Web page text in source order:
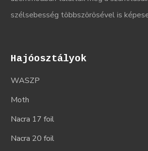
szélsebesség többszörösével is
Hajóosztályok
WASZP
Moth
Nacra 17 foil
Nacra 20 foil